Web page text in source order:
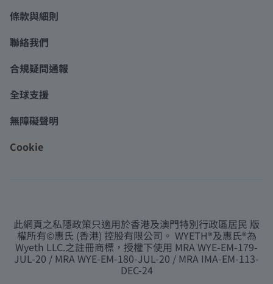
條款與細則
聯絡我們
合規疑問通報
全球支援
無障礙聲明
Cookie
此網頁之私隱政策只適用於香港及澳門特別行政區居民 版
權所有©惠氏 (香港) 控股有限公司。 WYETH®及惠氏®為
Wyeth LLC.之註冊商標，授權下使用 MRA WYE-EM-179-
JUL-20 / MRA WYE-EM-180-JUL-20 / MRA IMA-EM-113-
DEC-24